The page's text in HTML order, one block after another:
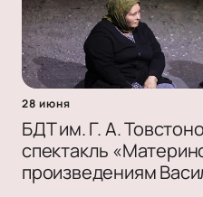
28 июня
БДТ им. Г. А.
спектакль
произведениям